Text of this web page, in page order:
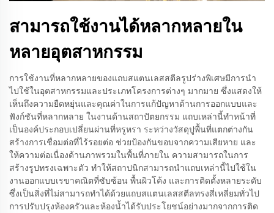
สามารถใช้งานได้หลากหลายใน
หลายอุตสาหกรรม
การใช้งานที่หลากหลายของแถบสแตนเลสสตีลรูปร่างพิเศษมีการนำ
ไปใช้ในอุตสาหกรรมและประเภทโครงการต่างๆ มากมาย ซึ่งแสดงให้
เห็นถึงความยืดหยุ่นและคุณค่าในการแก้ปัญหาด้านการออกแบบและ
ฟังก์ชันที่หลากหลาย ในงานด้านสถาปัตยกรรม แถบเหล่านี้ทำหน้าที่
เป็นองค์ประกอบเปลี่ยนผ่านที่หรูหรา ระหว่างวัสดุปูพื้นที่แตกต่างกัน
สร้างการเชื่อมต่อที่ไร้รอยต่อ ช่วยป้องกันขอบจากความเสียหาย และ
ให้ความต่อเนื่องด้านภาพรวมในพื้นที่ภายใน ความสามารถในการ
สร้างรูปทรงเฉพาะตัว ทำให้สถาปนิกสามารถนำแถบเหล่านี้ไปใช้ใน
งานออกแบบเรขาคณิตที่ซับซ้อน พื้นผิวโค้ง และการติดตั้งหลายระดับ
ซึ่งเป็นสิ่งที่ไม่สามารถทำได้ด้วยแถบสแตนเลสสตีลทรงสี่เหลี่ยมทั่วไป
การปรับปรุงห้องครัวและห้องน้ำได้รับประโยชน์อย่างมากจากการติด